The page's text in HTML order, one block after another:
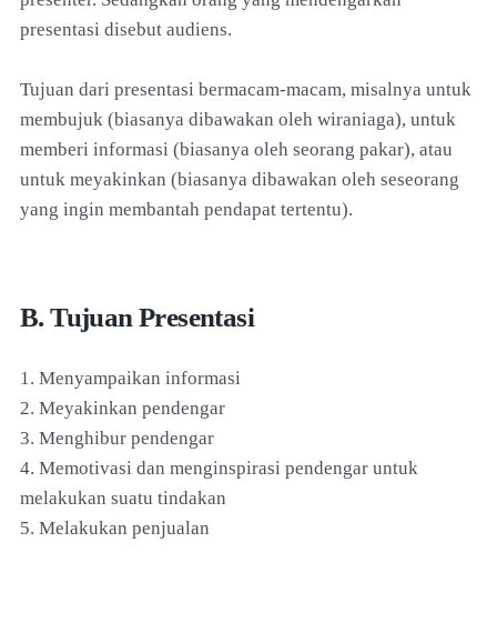
presentasi disebut audiens.
Tujuan dari presentasi bermacam-macam, misalnya untuk
membujuk (biasanya dibawakan oleh wiraniaga), untuk
memberi informasi (biasanya oleh seorang pakar), atau
untuk meyakinkan (biasanya dibawakan oleh seseorang
yang ingin membantah pendapat tertentu).
B. Tujuan Presentasi
1. Menyampaikan informasi
2. Meyakinkan pendengar
3. Menghibur pendengar
4. Memotivasi dan menginspirasi pendengar untuk
melakukan suatu tindakan
5. Melakukan penjualan